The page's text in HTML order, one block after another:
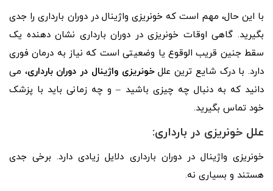
با این حال، مهم است که خونریزی واژینال در دوران بارداری را جدی
بگیرید. گاهی اوقات خونریزی در دوران بارداری نشان دهنده یک
سقط جنین قریب الوقوع یا وضعیتی است که نیاز به درمان فوری
دارد. با درک شایع ترین عللخونریزی واژینال در دوران بارداری، می
دانید که به دنبال چه چیزی باشید – و چه زمانی باید با پزشک
خود تماس بگیرید.
علل خونریزی در بارداری:
خونریزی واژینال در دوران بارداری دلایل زیادی دارد. برخی جدی
هستند و بسیاری نه.